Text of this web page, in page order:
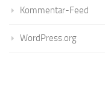
Kommentar-Feed
WordPress.org